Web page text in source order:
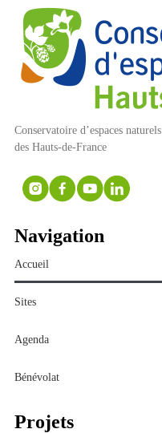
Conservatoire d’espaces naturels
des Hauts-de-France
Navigation
Accueil
Sites
Agenda
Bénévolat
Projets